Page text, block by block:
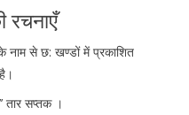
रचनाएँ
के नाम से छ: खण्डों में प्रकाशित
तार सप्तक ।